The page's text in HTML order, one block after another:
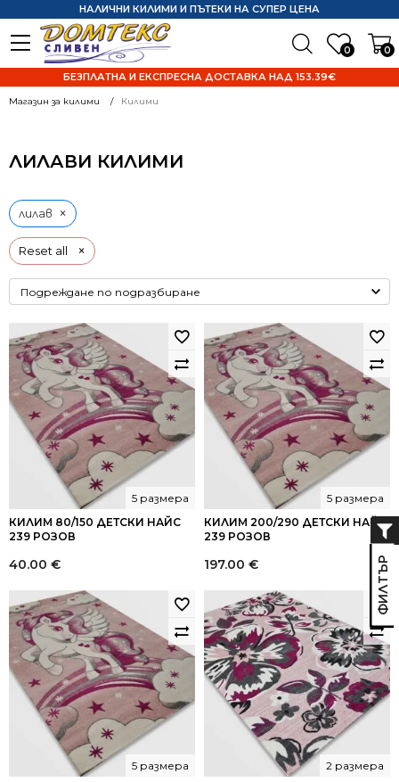
0 0
НАЛИЧНИ КИЛИМИ И ПЪТЕКИ НА СУПЕР ЦЕНА
БЕЗПЛАТНА И ЕКСПРЕСНА ДОСТАВКА НАД 153.39€
Магазин за килими Килими
ЛИЛАВИ КИЛИМИ
Reset all ×
лилав ×
КИЛИМ 80/150 ДЕТСКИ НАЙС
239 РОЗОВ
5 размера
40.00 €
КИЛИМ 200/290 ДЕТСКИ НАЙС
239 РОЗОВ
5 размера
197.00 €
5 размера 2 размера